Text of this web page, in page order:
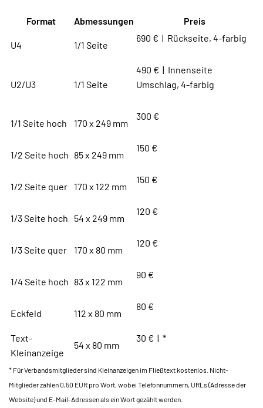
Format Abmessungen Preis
U4 1/1 Seite
690 € | Rückseite, 4-farbig
U2/U3 1/1 Seite
490 € | Innenseite
Umschlag, 4-farbig
1/1 Seite hoch 170 x 249 mm
300 €
1/2 Seite hoch 85 x 249 mm
150 €
1/2 Seite quer 170 x 122 mm
150 €
1/3 Seite hoch 54 x 249 mm
120 €
1/3 Seite quer 170 x 80 mm
120 €
1/4 Seite hoch 83 x 122 mm
90 €
Eckfeld 112 x 80 mm
80 €
Text-
Kleinanzeige
54 x 80 mm
30 € | *
* Für Verbandsmitglieder sind Kleinanzeigen im Fließtext kostenlos. Nicht-
Mitglieder zahlen 0,50 EUR pro Wort, wobei Telefonnummern, URLs (Adresse der
Website) und E-Mail-Adressen als ein Wort gezählt werden.